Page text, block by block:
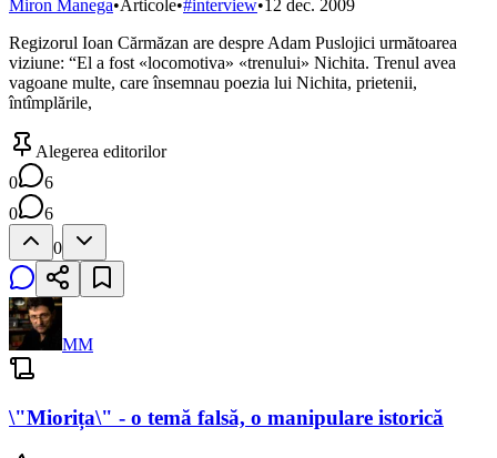
Miron Manega•Articole•#interview•12 dec. 2009
Regizorul Ioan Cărmăzan are despre Adam Puslojici următoarea
viziune: “El a fost «locomotiva» «trenului» Nichita. Trenul avea
vagoane multe, care însemnau poezia lui Nichita, prietenii,
întîmplările,
Alegerea editorilor
0
6
0
6
0
MM
\"Miorița\" - o temă falsă, o manipulare istorică